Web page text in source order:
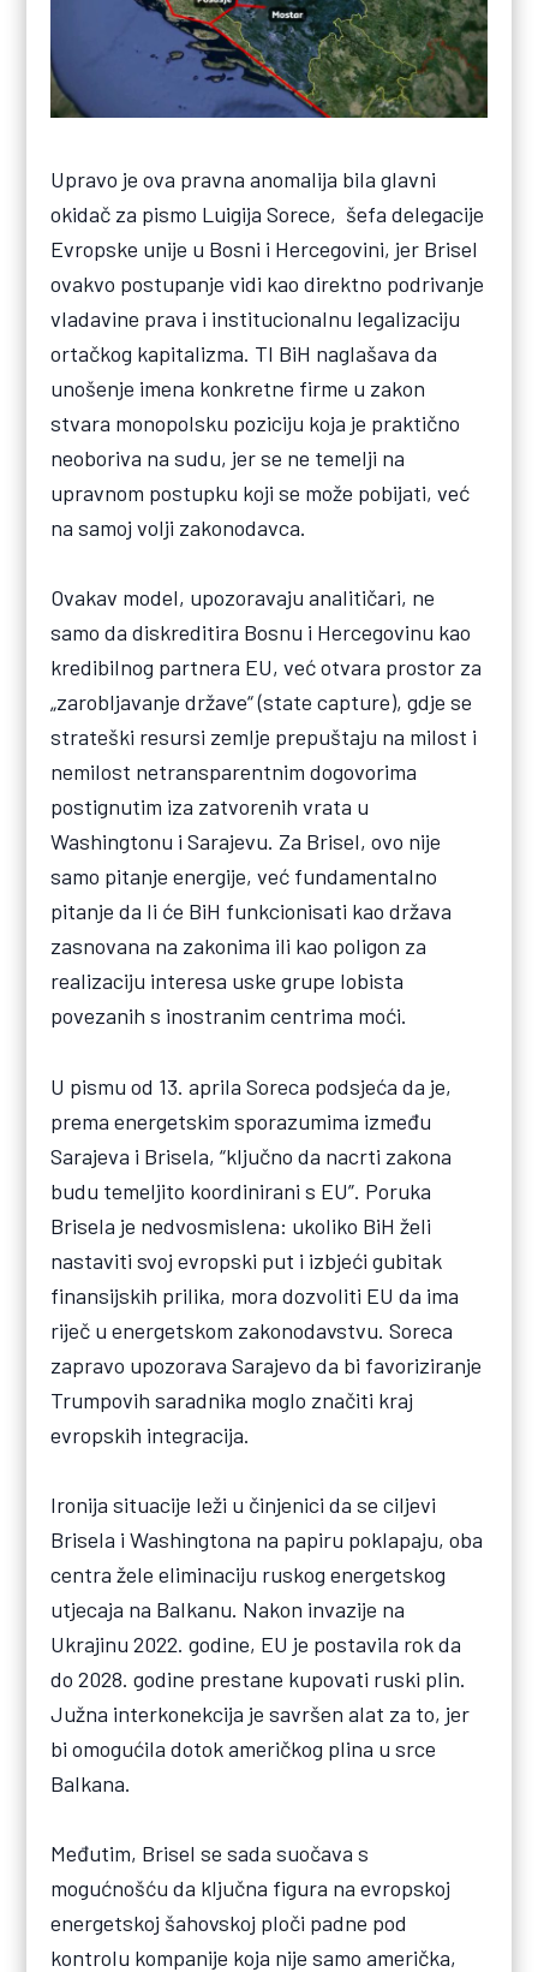
Upravo je ova pravna anomalija bila glavni
okidač za pismo Luigija Sorece, šefa delegacije
Evropske unije u Bosni i Hercegovini, jer Brisel
ovakvo postupanje vidi kao direktno podrivanje
vladavine prava i institucionalnu legalizaciju
ortačkog kapitalizma. TI BiH naglašava da
unošenje imena konkretne firme u zakon
stvara monopolsku poziciju koja je praktično
neoboriva na sudu, jer se ne temelji na
upravnom postupku koji se može pobijati, već
na samoj volji zakonodavca.
Ovakav model, upozoravaju analitičari, ne
samo da diskreditira Bosnu i Hercegovinu kao
kredibilnog partnera EU, već otvara prostor za
„zarobljavanje države“ (state capture), gdje se
strateški resursi zemlje prepuštaju na milost i
nemilost netransparentnim dogovorima
postignutim iza zatvorenih vrata u
Washingtonu i Sarajevu. Za Brisel, ovo nije
samo pitanje energije, već fundamentalno
pitanje da li će BiH funkcionisati kao država
zasnovana na zakonima ili kao poligon za
realizaciju interesa uske grupe lobista
povezanih s inostranim centrima moći.
U pismu od 13. aprila Soreca podsjeća da je,
prema energetskim sporazumima između
Sarajeva i Brisela, “ključno da nacrti zakona
budu temeljito koordinirani s EU”. Poruka
Brisela je nedvosmislena: ukoliko BiH želi
nastaviti svoj evropski put i izbjeći gubitak
finansijskih prilika, mora dozvoliti EU da ima
riječ u energetskom zakonodavstvu. Soreca
zapravo upozorava Sarajevo da bi favoriziranje
Trumpovih saradnika moglo značiti kraj
evropskih integracija.
Ironija situacije leži u činjenici da se ciljevi
Brisela i Washingtona na papiru poklapaju, oba
centra žele eliminaciju ruskog energetskog
utjecaja na Balkanu. Nakon invazije na
Ukrajinu 2022. godine, EU je postavila rok da
do 2028. godine prestane kupovati ruski plin.
Južna interkonekcija je savršen alat za to, jer
bi omogućila dotok američkog plina u srce
Balkana.
Međutim, Brisel se sada suočava s
mogućnošću da ključna figura na evropskoj
energetskoj šahovskoj ploči padne pod
kontrolu kompanije koja nije samo američka,